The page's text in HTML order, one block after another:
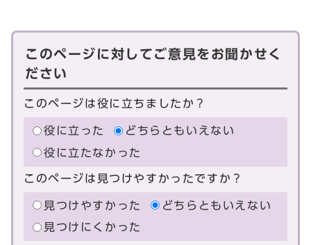
このページに対してご意見をお聞かせく
ださい
このページは役に立ちましたか？
役に立った
どちらともいえない
役に立たなかった
このページは見つけやすかったですか？
見つけやすかった
どちらともいえない
見つけにくかった